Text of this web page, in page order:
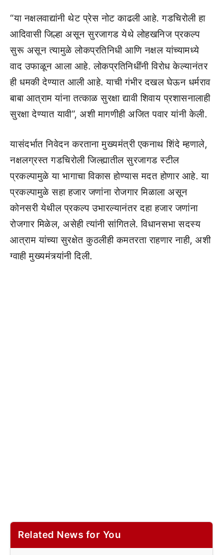
“या नक्षलवाद्यांनी थेट प्रेस नोट काढली आहे. गडचिरोली हा
आदिवासी जिल्हा असून सुरजागड येथे लोहखनिज प्रकल्प
सुरू असून त्यामुळे लोकप्रतिनिधी आणि नक्षल यांच्यामध्ये
वाद उफाळून आला आहे. लोकप्रतिनिधींनी विरोध केल्यानंतर
ही धमकी देण्यात आली आहे. याची गंभीर दखल घेऊन धर्मराव
बाबा आत्राम यांना तत्काळ सुरक्षा द्यावी शिवाय प्रशासनालाही
सुरक्षा देण्यात यावी”, अशी मागणीही अजित पवार यांनी केली.
यासंदर्भात निवेदन करताना मुख्यमंत्री एकनाथ शिंदे म्हणाले,
नक्षलग्रस्त गडचिरोली जिल्ह्यातील सुरजागड स्टील
प्रकल्पामुळे या भागाचा विकास होण्यास मदत होणार आहे. या
प्रकल्पामुळे सहा हजार जणांना रोजगार मिळाला असून
कोनसरी येथील प्रकल्प उभारल्यानंतर दहा हजार जणांना
रोजगार मिळेल, असेही त्यांनी सांगितले. विधानसभा सदस्य
आत्राम यांच्या सुरक्षेत कुठलीही कमतरता राहणार नाही, अशी
ग्वाही मुख्यमंत्र्यांनी दिली.
Related News for You